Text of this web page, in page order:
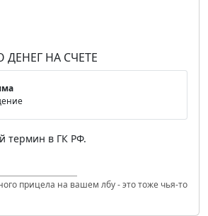
ДЕНЕГ НА СЧЕТЕ
термин в ГК РФ.
прицела на вашем лбу - это тоже чья-то